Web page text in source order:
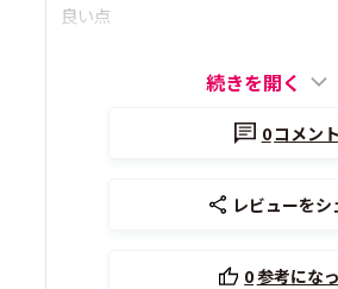
良い点
続きを開く
0コメント
レビューをシ
0参考にな